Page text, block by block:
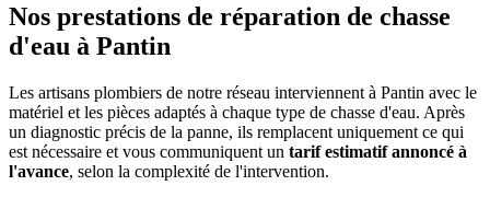
Nos prestations de réparation de chasse
d'eau à Pantin
Les artisans plombiers de notre réseau interviennent à Pantin avec le
matériel et les pièces adaptés à chaque type de chasse d'eau. Après
un diagnostic précis de la panne, ils remplacent uniquement ce qui
est nécessaire et vous communiquent un tarif estimatif annoncé à
l'avance, selon la complexité de l'intervention.